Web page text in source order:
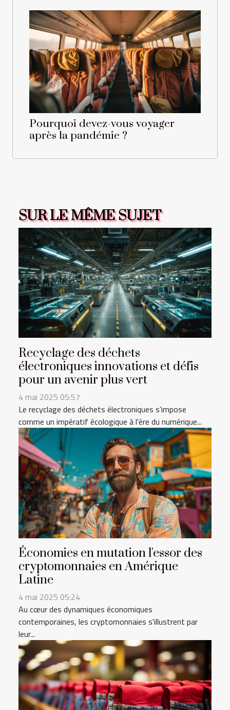
Pourquoi devez-vous voyager
après la pandémie ?
SUR LE MÊME SUJET
Recyclage des déchets
électroniques innovations et défis
pour un avenir plus vert
4 mai 2025 05:57
Le recyclage des déchets électroniques s'impose
comme un impératif écologique à l'ère du numérique...
Économies en mutation l'essor des
cryptomonnaies en Amérique
Latine
4 mai 2025 05:24
Au cœur des dynamiques économiques
contemporaines, les cryptomonnaies s'illustrent par
leur...